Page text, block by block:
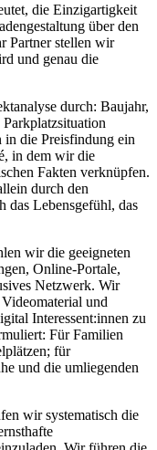
die Einzigartigkeit
über den
Partner stellen wir
und genau die
durch: Baujahr,
in die Preisfindung ein
in dem wir die
Fakten verknüpfen.
durch den
das Lebensgefühl, das
wir die geeigneten
Online-Portale,
Netzwerk. Wir
und
Interessent:innen zu
Für Familien
für
und die umliegenden
wir systematisch die